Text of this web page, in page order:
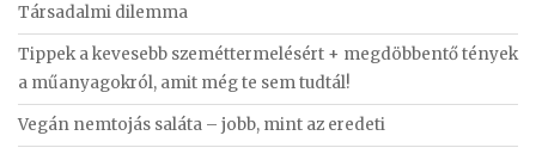
h
f
o
r
:
Társadalmi dilemma
Tippek a kevesebb szeméttermelésért + megdöbbentő tények
a műanyagokról, amit még te sem tudtál!
Vegán nemtojás saláta – jobb, mint az eredeti